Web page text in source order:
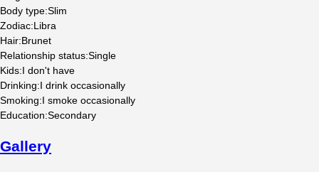
Body type:Slim
Zodiac:Libra
Hair:Brunet
Relationship status:Single
Kids:I don't have
Drinking:I drink occasionally
Smoking:I smoke occasionally
Education:Secondary
Gallery